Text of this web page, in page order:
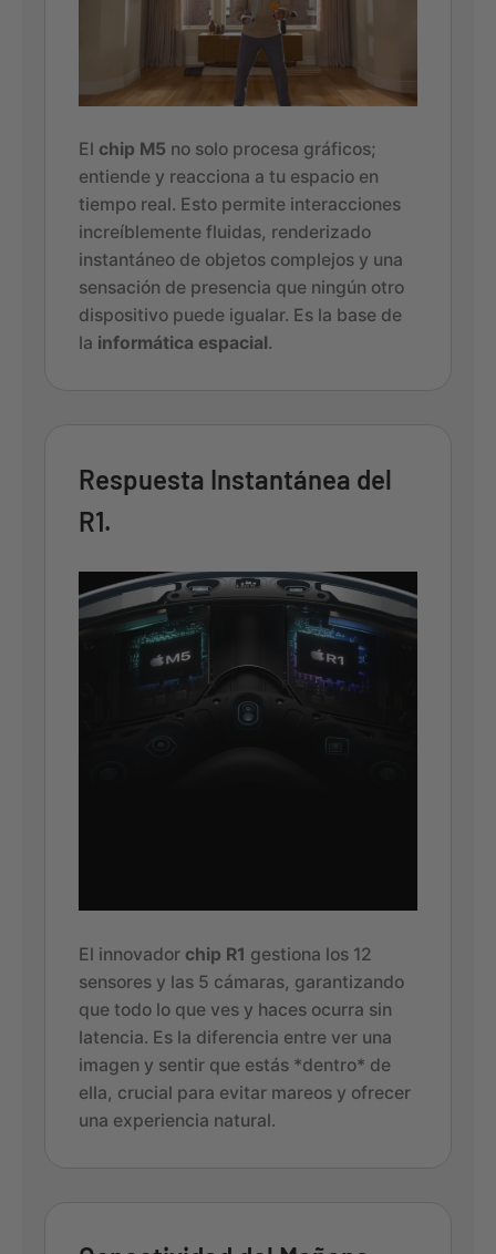
El chip M5 no solo procesa gráficos;
entiende y reacciona a tu espacio en
tiempo real. Esto permite interacciones
increíblemente fluidas, renderizado
instantáneo de objetos complejos y una
sensación de presencia que ningún otro
dispositivo puede igualar. Es la base de
la informática espacial.
Respuesta Instantánea del
R1.
El innovador chip R1 gestiona los 12
sensores y las 5 cámaras, garantizando
que todo lo que ves y haces ocurra sin
latencia. Es la diferencia entre ver una
imagen y sentir que estás *dentro* de
ella, crucial para evitar mareos y ofrecer
una experiencia natural.